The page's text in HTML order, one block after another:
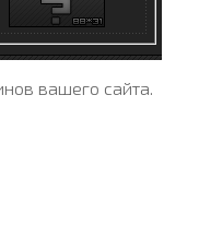
вашего сайта.